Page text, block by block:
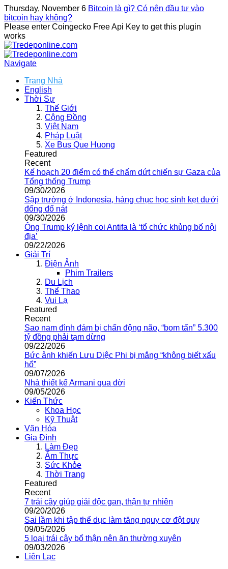
Thursday, November 6 Bitcoin là gì? Có nên đầu tư vào
bitcoin hay không?
Please enter Coingecko Free Api Key to get this plugin
works
Navigate
Trang Nhà
English
Thời Sự
Thế Giới
Cộng Đồng
Việt Nam
Pháp Luật
Xe Bus Que Huong
Featured
Recent
Kế hoạch 20 điểm có thể chấm dứt chiến sự Gaza của
Tổng thống Trump
09/30/2026
Sập trường ở Indonesia, hàng chục học sinh kẹt dưới
đống đổ nát
09/30/2026
Ông Trump ký lệnh coi Antifa là ‘tổ chức khủng bố nội
địa’
09/22/2026
Giải Trí
Điện Ảnh
Phim Trailers
Du Lịch
Thể Thao
Vui Lạ
Featured
Recent
Sao nam đình đám bị chấn động não, “bom tấn” 5.300
tỷ đồng phải tạm dừng
09/22/2026
Bức ảnh khiến Lưu Diệc Phi bị mắng “không biết xấu
hổ”
09/07/2026
Nhà thiết kế Armani qua đời
09/05/2026
Kiến Thức
Khoa Học
Kỹ Thuật
Văn Hóa
Gia Đình
Làm Đẹp
Ẩm Thực
Sức Khỏe
Thời Trang
Featured
Recent
7 trái cây giúp giải độc gan, thận tự nhiên
09/20/2026
Sai lầm khi tập thể dục làm tăng nguy cơ đột quỵ
09/05/2026
5 loại trái cây bổ thận nên ăn thường xuyên
09/03/2026
Liên Lạc